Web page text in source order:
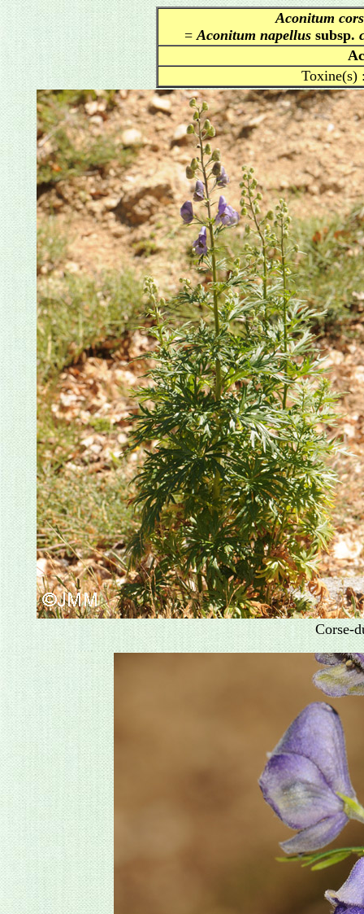
Aconitum
=Aconitum napellus subsp.
Toxine(s)
Corse-